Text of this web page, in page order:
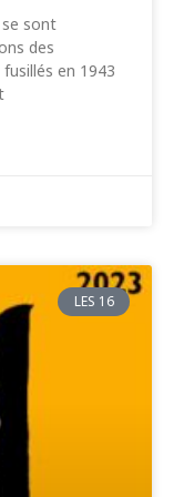
sont
des
en 1943
LES 16